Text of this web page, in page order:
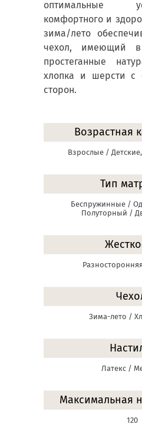
оптимальные
комфортного и
зима/лето
чехол, имеющий в
простеганные
хлопка и шерсти с
сторон.
Возрастная
Взрослые /
Тип
Беспружинные /
Полуторный /
Зима-лето /
Латекс /
Максимальная
120